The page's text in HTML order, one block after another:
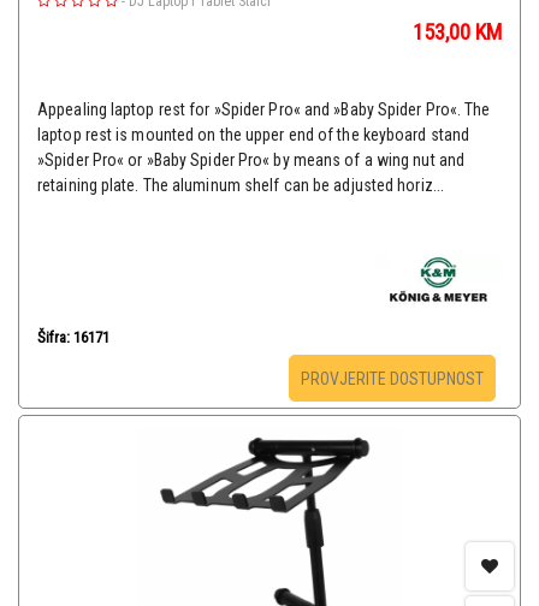
153,00 KM
Appealing laptop rest for »Spider Pro« and »Baby Spider Pro«. The
laptop rest is mounted on the upper end of the keyboard stand
»Spider Pro« or »Baby Spider Pro« by means of a wing nut and
retaining plate. The aluminum shelf can be adjusted horiz...
Šifra: 16171
PROVJERITE DOSTUPNOST